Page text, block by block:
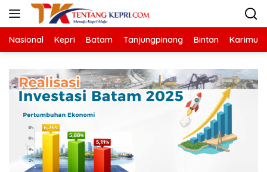
Langsung
Nasional Kepri Batam Tanjungpinang Bintan Karimun